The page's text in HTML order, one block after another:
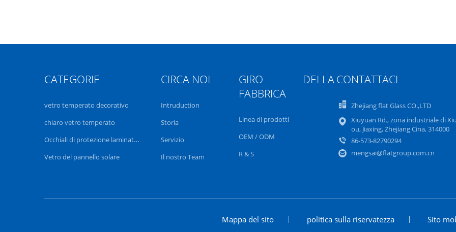
CATEGORIE
vetro temperato decorativo
chiaro vetro temperato
Occhiali di protezione laminati temperati
Vetro del pannello solare
CIRCA NOI
Intruduction
Storia
Servizio
Il nostro Team
GIRO DELLA
FABBRICA
Linea di prodotti
OEM / ODM
R & S
CONTATTACI
Zhejiang flat Glass CO.,LTD
Xiuyuan Rd., zona industriale di
ou, Jiaxing, Zhejiang Cina, 314000
86-573-82790294
mengsai@flatgroup.com.cn
Mappa del sito politica sulla riservatezza Sito